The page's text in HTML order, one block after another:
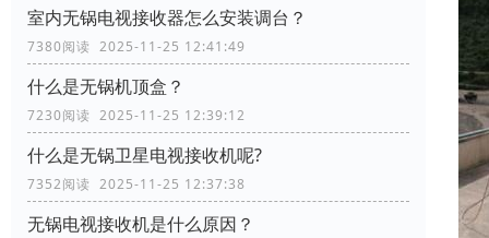
室内无锅电视接收器怎么安装调台？
7380阅读 2025-11-25 12:41:49
什么是无锅机顶盒？
7230阅读 2025-11-25 12:39:12
什么是无锅卫星电视接收机呢?
7352阅读 2025-11-25 12:37:38
无锅电视接收机是什么原因？